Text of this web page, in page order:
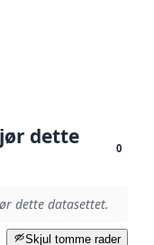
dette
0
dette datasettet.
Skjul tomme rader